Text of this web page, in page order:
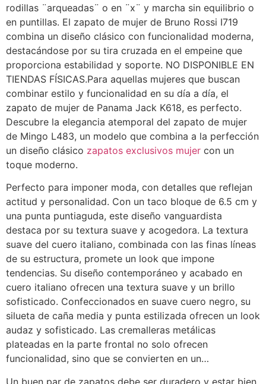
rodillas ¨arqueadas¨ o en ¨x¨ y marcha sin equilibrio o
en puntillas. El zapato de mujer de Bruno Rossi I719
combina un diseño clásico con funcionalidad moderna,
destacándose por su tira cruzada en el empeine que
proporciona estabilidad y soporte. NO DISPONIBLE EN
TIENDAS FÍSICAS.Para aquellas mujeres que buscan
combinar estilo y funcionalidad en su día a día, el
zapato de mujer de Panama Jack K618, es perfecto.
Descubre la elegancia atemporal del zapato de mujer
de Mingo L483, un modelo que combina a la perfección
un diseño clásico zapatos exclusivos mujer con un
toque moderno.
Perfecto para imponer moda, con detalles que reflejan
actitud y personalidad. Con un taco bloque de 6.5 cm y
una punta puntiaguda, este diseño vanguardista
destaca por su textura suave y acogedora. La textura
suave del cuero italiano, combinada con las finas líneas
de su estructura, promete un look que impone
tendencias. Su diseño contemporáneo y acabado en
cuero italiano ofrecen una textura suave y un brillo
sofisticado. Confeccionados en suave cuero negro, su
silueta de caña media y punta estilizada ofrecen un look
audaz y sofisticado. Las cremalleras metálicas
plateadas en la parte frontal no solo ofrecen
funcionalidad, sino que se convierten en un…
Un buen par de zapatos debe ser duradero y estar bien